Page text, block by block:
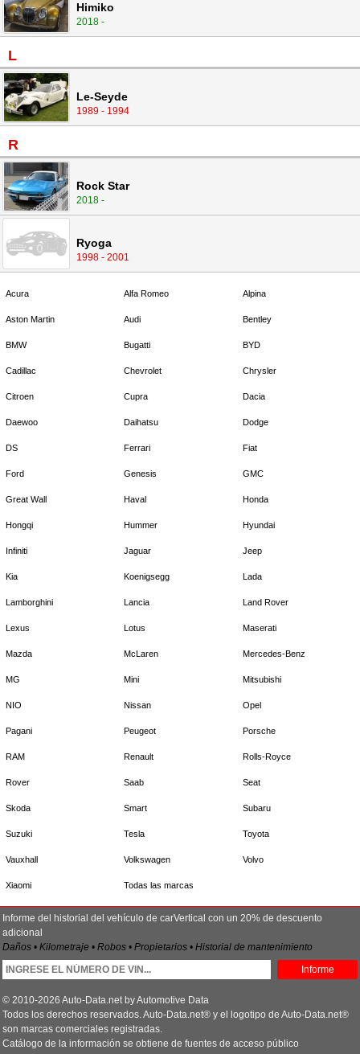
Himiko
2018 -
L
Le-Seyde
1989 - 1994
R
Rock Star
2018 -
Ryoga
1998 - 2001
Acura Alfa Romeo Alpina
Aston Martin Audi Bentley
BMW Bugatti BYD
Cadillac Chevrolet Chrysler
Citroen Cupra Dacia
Daewoo Daihatsu Dodge
DS Ferrari Fiat
Ford Genesis GMC
Great Wall Haval Honda
Hongqi Hummer Hyundai
Infiniti Jaguar Jeep
Kia Koenigsegg Lada
Lamborghini Lancia Land Rover
Lexus Lotus Maserati
Mazda McLaren Mercedes-Benz
MG Mini Mitsubishi
NIO Nissan Opel
Pagani Peugeot Porsche
RAM Renault Rolls-Royce
Rover Saab Seat
Skoda Smart Subaru
Suzuki Tesla Toyota
Vauxhall Volkswagen Volvo
Xiaomi Todas las marcas
Informe del historial del vehículo de carVertical con un 20% de descuento
adicional
Daños • Kilometraje • Robos • Propietarios • Historial de mantenimiento
Informe
© 2010-2026 Auto-Data.net by Automotive Data
Todos los derechos reservados. Auto-Data.net® y el logotipo de Auto-Data.net®
son marcas comerciales registradas.
Catálogo de la información se obtiene de fuentes de acceso público